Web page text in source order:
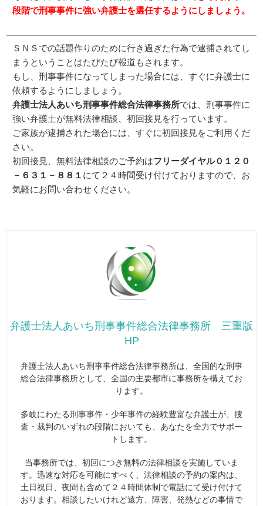
段階で刑事事件に強い弁護士を選任するようにしましょう。
ＳＮＳでの話題作りのために行き過ぎた行為で逮捕されてし
まうということはたびたび報道もされます。
もし、刑事事件になってしまった場合には、すぐに弁護士に
依頼するようにしましょう。
弁護士法人あいち刑事事件総合法律事務所では、刑事事件に
強い弁護士が無料法律相談、初回接見を行っています。
ご家族が逮捕された場合には、すぐに初回接見をご利用くだ
さい。
初回接見、無料法律相談のご予約はフリーダイヤル０１２０
－６３１－８８１ にて２４時間受け付けておりますので、お
気軽にお問い合わせください。
弁護士法人あいち刑事事件総合法律事務所 三重版
HP
弁護士法人あいち刑事事件総合法律事務所は、全国的な刑事
総合法律事務所として、全国の主要都市に事務所を構えてお
ります。
多岐にわたる刑事事件・少年事件の経験豊富な弁護士が、捜
査・裁判のいずれの段階においても、あなたを全力でサポー
トします。
当事務所では、初回につき無料の法律相談を実施していま
す。迅速な対応を可能にすべく、法律相談の予約の案内は、
土日祝日、夜間も含めて２４時間体制で電話にて受け付けて
おります。相談したいけれど遠方、障害、発熱などの事情で